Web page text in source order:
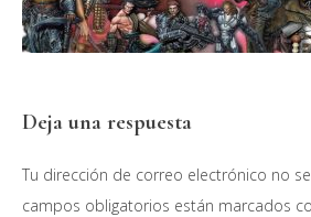
Interacciones
los
Deja una respuesta
Tu dirección de correo electrónico no
campos obligatorios están marcados